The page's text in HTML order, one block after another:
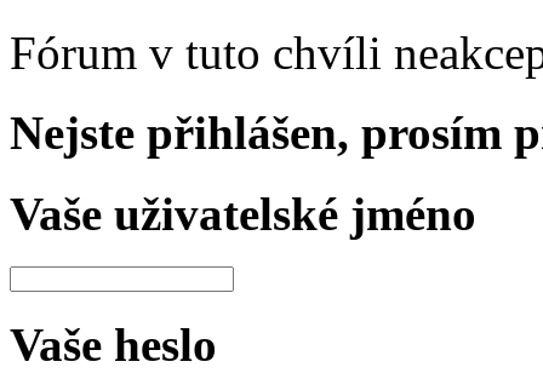
Fórum v tuto chvíli
Nejste přihlášen, prosím
Vaše uživatelské jméno
Vaše heslo